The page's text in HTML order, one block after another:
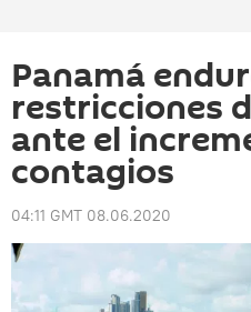
Panamá
restricciones
ante el
contagios
04:11 GMT 08.06.2020